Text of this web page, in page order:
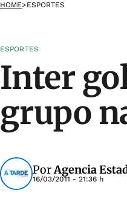
HOME>ESPORTES
ESPORTES
Inter
grupo
PorAgencia
16/03/2011 - 21:36 h